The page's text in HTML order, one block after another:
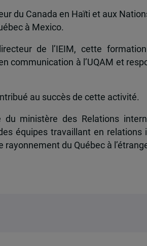
du Canada en Haïti et aux
à Mexico.
de l’IEIM, cette
communication à l’UQAM et
au succès de cette activité.
du ministère des Relations
équipes travaillant en relations
du Québec à